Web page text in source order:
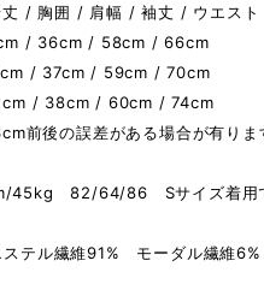
丈 / 胸囲 / 肩幅 / 袖丈 / ウエスト
/ 36cm / 58cm / 66cm
/ 37cm / 59cm / 70cm
/ 38cm / 60cm / 74cm
前後の誤差がある場合が有りま
45kg 82/64/86 Sサイズ着用
テル繊維91% モーダル繊維6%